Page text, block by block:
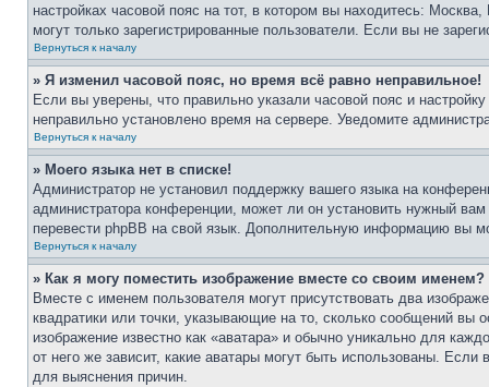
настройках часовой пояс на тот, в котором вы находитесь:
могут только зарегистрированные пользователи. Если вы не
Вернуться к началу
» Я изменил часовой пояс, но время всё равно неправильное!
Если вы уверены, что правильно указали часовой пояс и
неправильно установлено время на сервере. Уведомите
Вернуться к началу
» Моего языка нет в списке!
Администратор не установил поддержку вашего языка на
администратора конференции, может ли он установить нужный
перевести phpBB на свой язык. Дополнительную информацию вы
Вернуться к началу
» Как я могу поместить изображение вместе со своим именем?
Вместе с именем пользователя могут присутствовать два
квадратики или точки, указывающие на то, сколько сообщений вы
изображение известно как «аватара» и обычно уникально для
от него же зависит, какие аватары могут быть использованы.
для выяснения причин.